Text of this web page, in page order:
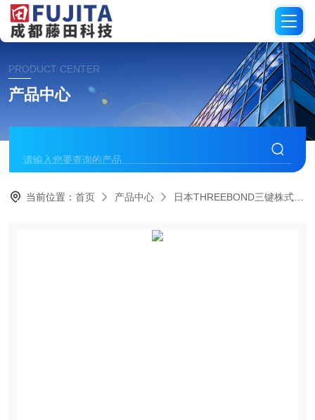
PRODUCT CENTER
产品中心
当前位置：首页 产品中心 日本THREEBOND三键株式会社